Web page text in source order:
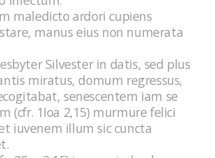
maledicto ardori cupiens
manus eius non numerata
Silvester in datis, sed plus
miratus, domum regressus,
senescentem iam se
(cfr. 1Ioa 2,15) murmure felici
iuvenem illum sic cuncta